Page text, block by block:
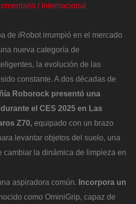
/ Internacional
de iRobot irrumpió en el mercado
nueva categoría de
la evolución de las
constante. A dos décadas de
Roborock presentó una
el CES 2025 en Las
Z70, equipado con un brazo
levantar objetos del suelo, una
cambiar la dinámica de limpieza en
aspiradora común. Incorpora un
como OminiGrip, capaz de